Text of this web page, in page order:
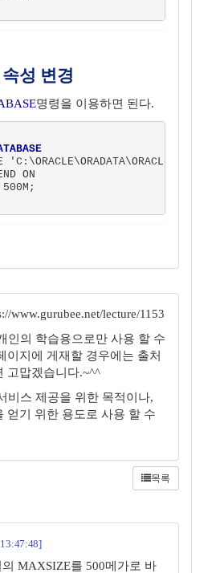
성 변경
명령을 이용하면 된다.
ON
www.gurubee.net/lecture/1153
인의 학습용으로만 사용 할 수
이지에 게재할 경우에는 출처
고맙겠습니다.~^^
비스 제공을 위한 목적이나,
얻기 위한 용도로 사용 할 수
목록
의 MAXSIZE를 500메가로 바